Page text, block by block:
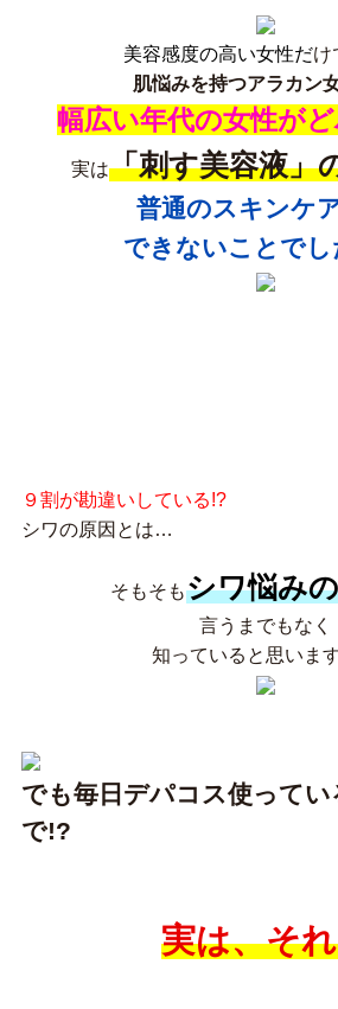
美容感度の高い女性だけ
肌悩みを持つアラカン
幅広い年代の女性がど
実は「刺す美容液」
普通のスキンケ
できないことで
９割が勘違いしている!?
シワの原因とは…
そもそもシワ悩み
言うまでもなく
知っていると思いま
でも毎日デパコス使って
で!?
実は、そ